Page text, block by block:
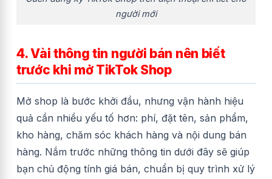
người mới
4. Vài thông tin người bán nên biết
trước khi mở TikTok Shop
Mở shop là bước khởi đầu, nhưng vận hành hiệu
quả cần nhiều yếu tố hơn: phí, đặt tên, sản phẩm,
kho hàng, chăm sóc khách hàng và nội dung bán
hàng. Nắm trước những thông tin dưới đây sẽ giúp
bạn chủ động tính giá bán, chuẩn bị quy trình xử lý